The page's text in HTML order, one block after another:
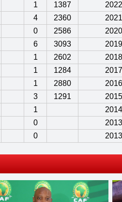
1387
1
2360
4
2586
0
3093
6
2602
1
1284
1
2880
1
1291
3
1
0
0